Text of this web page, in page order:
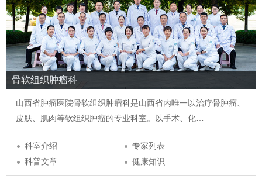
骨软组织肿瘤科
山西省肿瘤医院骨软组织肿瘤科是山西省内唯一以治疗骨肿瘤、
皮肤、肌肉等软组织肿瘤的专业科室。以手术、化…
科室介绍
专家列表
科普文章
健康知识